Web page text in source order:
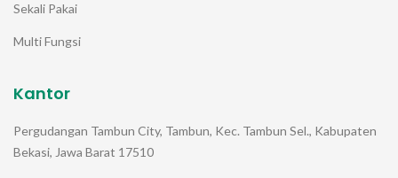
Sekali Pakai
Multi Fungsi
Kantor
Pergudangan Tambun City, Tambun, Kec. Tambun Sel., Kabupaten
Bekasi, Jawa Barat 17510